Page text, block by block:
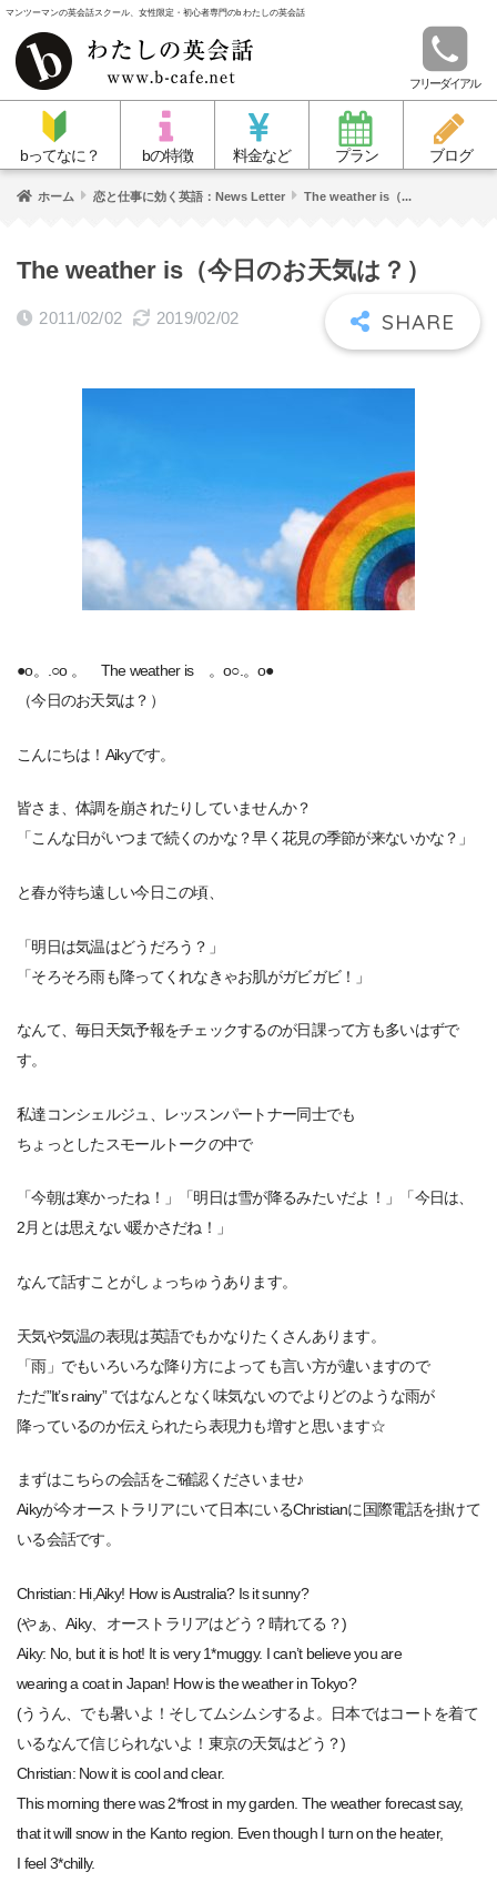
マンツーマンの英会話スクール、女性限定・初心者専門のb わたしの英会話
フリーダイアル
bってなに？ bの特徴 料金など プラン ブログ
ホーム 恋と仕事に効く英語：News Letter The weather is（...
The weather is（今日のお天気は？）
2011/02/02 2019/02/02
●o。.○o 。 The weather is 。o○.。o●
（今日のお天気は？）
こんにちは！Aikyです。
皆さま、体調を崩されたりしていませんか？
「こんな日がいつまで続くのかな？早く花見の季節が来ないかな？」
と春が待ち遠しい今日この頃、
「明日は気温はどうだろう？」
「そろそろ雨も降ってくれなきゃお肌がガビガビ！」
なんて、毎日天気予報をチェックするのが日課って方も多いはずで
す。
私達コンシェルジュ、レッスンパートナー同士でも
ちょっとしたスモールトークの中で
「今朝は寒かったね！」「明日は雪が降るみたいだよ！」「今日は、
2月とは思えない暖かさだね！」
なんて話すことがしょっちゅうあります。
天気や気温の表現は英語でもかなりたくさんあります。
「雨」でもいろいろな降り方によっても言い方が違いますので
ただ”It’s rainy” ではなんとなく味気ないのでよりどのような雨が
降っているのか伝えられたら表現力も増すと思います☆
まずはこちらの会話をご確認くださいませ♪
Aikyが今オーストラリアにいて日本にいるChristianに国際電話を掛けて
いる会話です。
Christian: Hi,Aiky! How is Australia? Is it sunny?
(やぁ、Aiky、オーストラリアはどう？晴れてる？)
Aiky: No, but it is hot! It is very 1*muggy. I can’t believe you are
wearing a coat in Japan! How is the weather in Tokyo?
(ううん、でも暑いよ！そしてムシムシするよ。日本ではコートを着て
いるなんて信じられないよ！東京の天気はどう？)
Christian: Now it is cool and clear.
This morning there was 2*frost in my garden. The weather forecast say,
that it will snow in the Kanto region. Even though I turn on the heater,
I feel 3*chilly.